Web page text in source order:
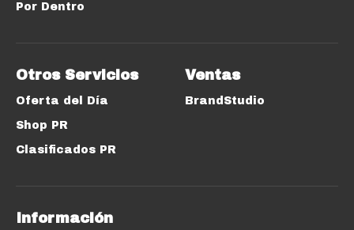
Por Dentro
Otros Servicios
Oferta del Día
Shop PR
Clasificados PR
Ventas
BrandStudio
Información